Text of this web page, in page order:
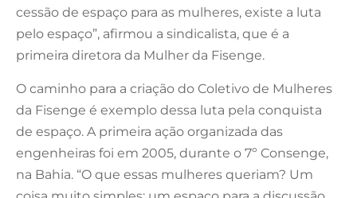
cessão de espaço para as mulheres, existe a luta
pelo espaço”, afirmou a sindicalista, que é a
primeira diretora da Mulher da Fisenge.
O caminho para a criação do Coletivo de Mulheres
da Fisenge é exemplo dessa luta pela conquista
de espaço. A primeira ação organizada das
engenheiras foi em 2005, durante o 7º Consenge,
na Bahia. “O que essas mulheres queriam? Um